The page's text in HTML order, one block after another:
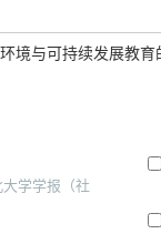
境与可持续发展教育